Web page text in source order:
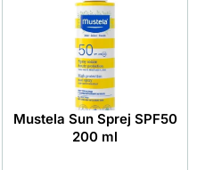
Mustela Sun Sprej SPF50
200 ml